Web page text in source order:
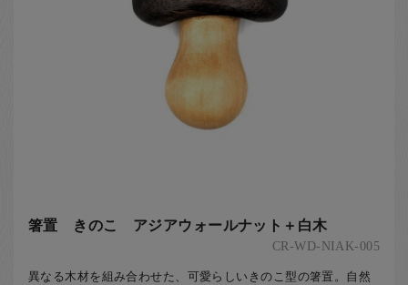
箸置 きのこ アジアウォールナット＋白木
CR-WD-NIAK-005
異なる木材を組み合わせた、可愛らしいきのこ型の箸置。自然